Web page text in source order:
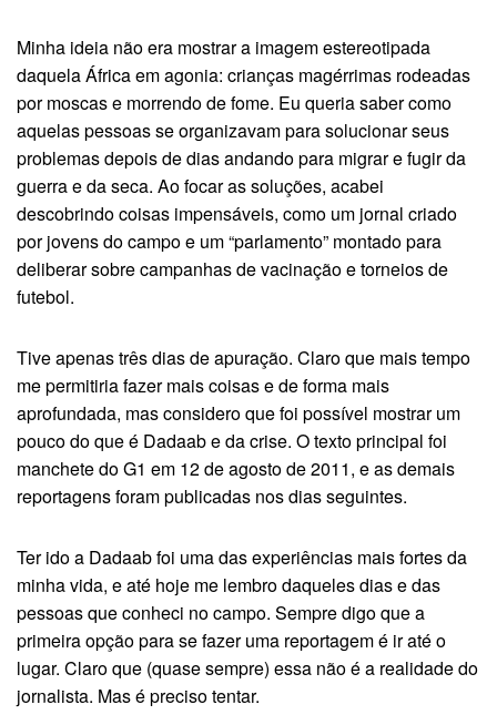
Minha ideia não era mostrar a imagem estereotipada
daquela África em agonia: crianças magérrimas rodeadas
por moscas e morrendo de fome. Eu queria saber como
aquelas pessoas se organizavam para solucionar seus
problemas depois de dias andando para migrar e fugir da
guerra e da seca. Ao focar as soluções, acabei
descobrindo coisas impensáveis, como um jornal criado
por jovens do campo e um “parlamento” montado para
deliberar sobre campanhas de vacinação e torneios de
futebol.
Tive apenas três dias de apuração. Claro que mais tempo
me permitiria fazer mais coisas e de forma mais
aprofundada, mas considero que foi possível mostrar um
pouco do que é Dadaab e da crise. O texto principal foi
manchete do G1 em 12 de agosto de 2011, e as demais
reportagens foram publicadas nos dias seguintes.
Ter ido a Dadaab foi uma das experiências mais fortes da
minha vida, e até hoje me lembro daqueles dias e das
pessoas que conheci no campo. Sempre digo que a
primeira opção para se fazer uma reportagem é ir até o
lugar. Claro que (quase sempre) essa não é a realidade do
jornalista. Mas é preciso tentar.